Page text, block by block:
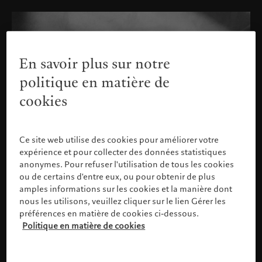
Veuillez confirmer votre profil
En savoir plus sur notre
politique en matière de
cookies
Ce site web utilise des cookies pour améliorer votre
expérience et pour collecter des données statistiques
anonymes. Pour refuser l'utilisation de tous les cookies
ou de certains d'entre eux, ou pour obtenir de plus
amples informations sur les cookies et la manière dont
nous les utilisons, veuillez cliquer sur le lien Gérer les
préférences en matière de cookies ci-dessous.
Politique en matière de cookies